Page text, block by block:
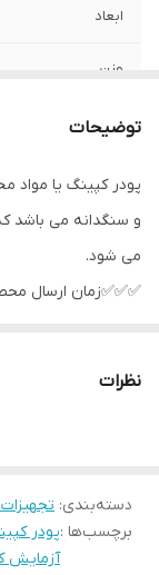
ابعاد
وزن
توضیحات
پودر کپینگ یا
و سنگدانه می باشد
می شود.
✅✅✅زمان ارسال محصول 1 روز کاری
نظرات
دسته‌بندی:
برچسب‌ها :پودر
آزمایش